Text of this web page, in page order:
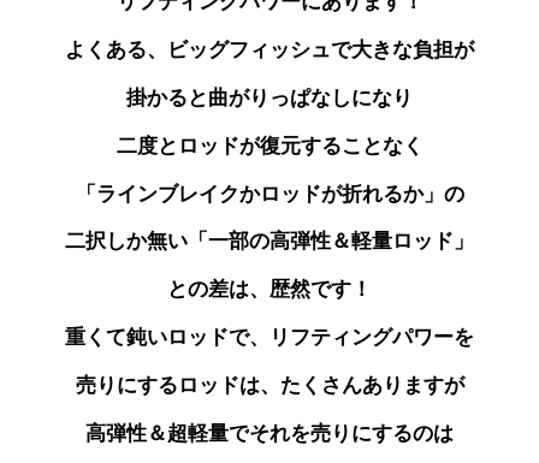
よくある、ビッグフィッシュで大きな負担が
掛かると曲がりっぱなしになり
二度とロッドが復元することなく
「ラインブレイクかロッドが折れるか」の
二択しか無い「一部の高弾性＆軽量ロッド」
との差は、歴然です！
重くて鈍いロッドで、リフティングパワーを
売りにするロッドは、たくさんありますが
高弾性＆超軽量でそれを売りにするのは